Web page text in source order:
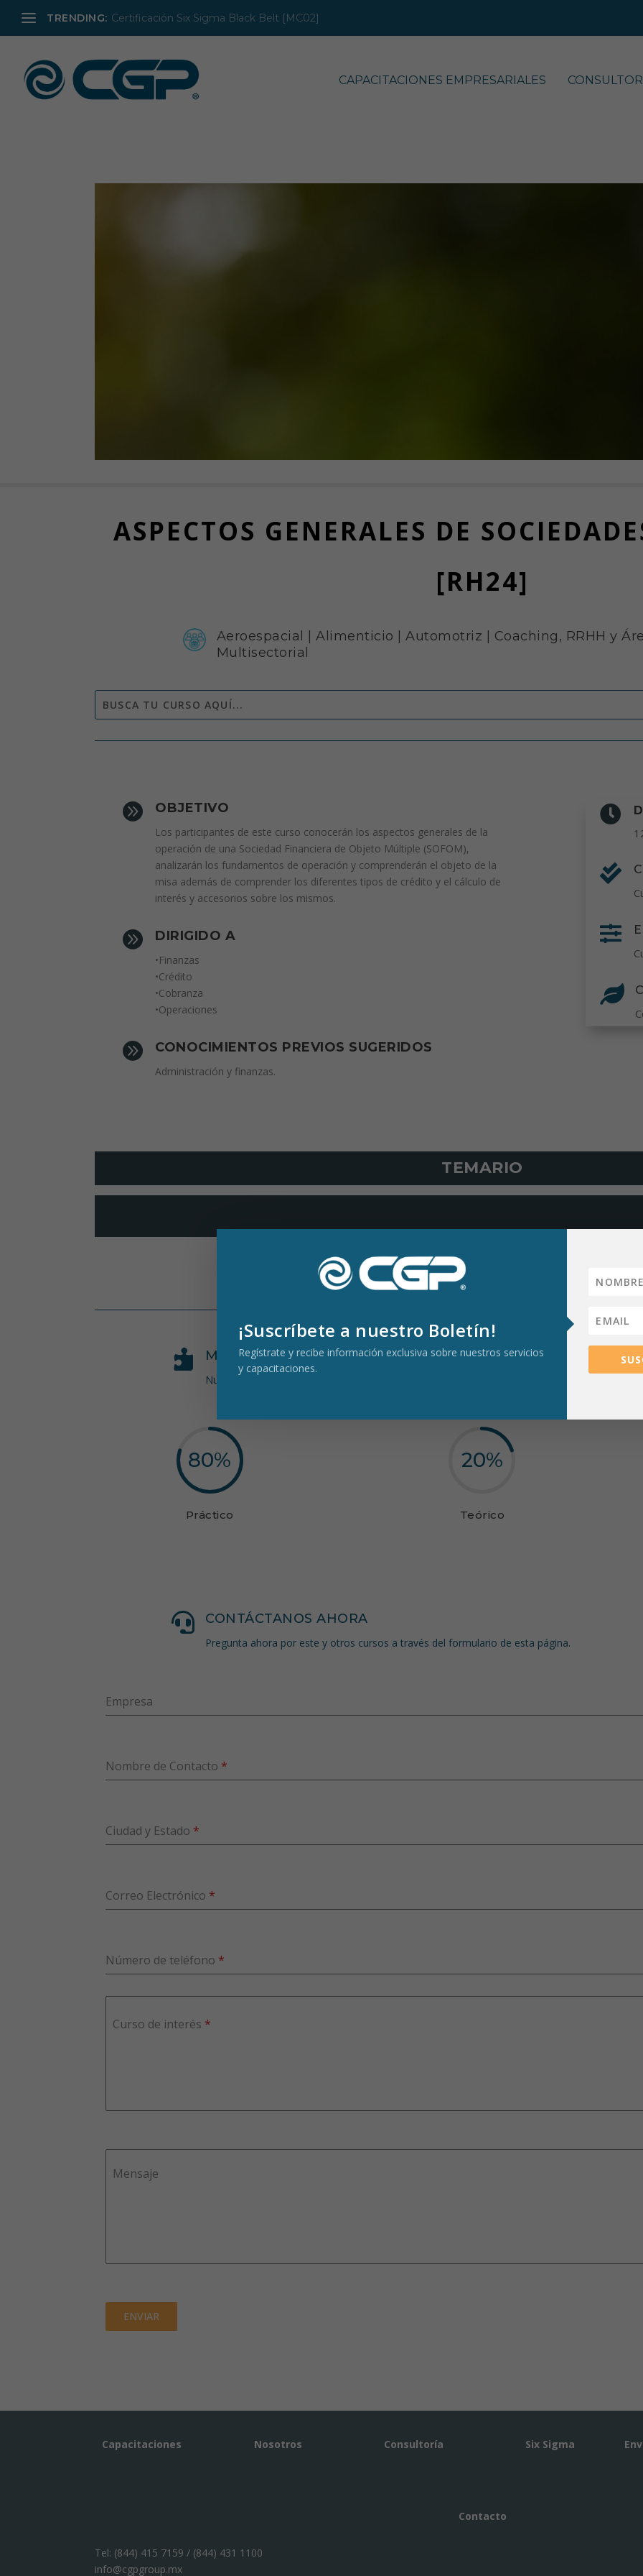
TRENDING: Certificación Six Sigma Black Belt [MC02]
CAPACITACIONES EMPRESARIALES
ASPECTOS GENERALES DE
[RH24]
Aeroespacial Alimenticio Automotriz Coaching, RRHH y
Multisectorial
 OBJETIVO
Los participantes de este curso conocerán los aspectos generales de la
operación de una Sociedad Financiera de Objeto Múltiple (SOFOM),
analizarán los fundamentos de operación y comprenderán el objeto de la
misa además de comprender los diferentes tipos de crédito y el cálculo de
interés y accesorios sobre los mismos.
 DIRIGIDO A
•Finanzas
•Crédito
•Cobranza
•Operaciones
 CONOCIMIENTOS PREVIOS SUGERIDOS
Administración y finanzas.




TEMARIO
 METODOLOGÍA EN CADA CAPACITACIÓN
Nuestra metodología prioriza la práctica sobre la teoría,
80%
Práctico
20%
Teórico
 CONTÁCTANOS AHORA
Pregunta ahora por este y otros cursos a través del formulario de esta página.
Empresa
Nombre de Contacto *
Ciudad y Estado *
Correo Electrónico *
Número de teléfono *
Curso de interés *
Mensaje
ENVIAR
Capacitaciones Nosotros Consultoría Six Sigma
Contacto
Tel: (844) 415 7159 / (844) 431 1100
info@cgpgroup.mx
¡Suscríbete a nuestro Boletín!
Regístrate y recibe información exclusiva sobre nuestros servicios
y capacitaciones.